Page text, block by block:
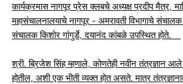
कार्यक्रमास नागपूर प्रेस क्लबचे अध्यक्ष प्रदीप मैत्र,
महासंचालनालयाचे नागपूर - अमरावती विभागाचे
संचालक किशोर गांगुर्डे, दयानंद कांबळे उपस्थित होते.
श्री. ब्रिजेश सिंह म्हणाले, कोणतेही नवीन तंत्रज्ञान
होतील, अशी एक भीती व्यक्त होत असते. मात्र